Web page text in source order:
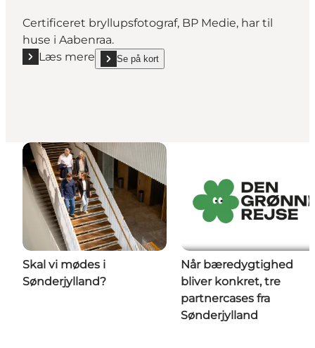
Certificeret bryllupsfotograf, BP Medie, har til
huse i Aabenraa.
Læs mere
Læs mere "BP Medie"
Se på kort
show BP Medie on_map
Skal vi mødes i
Sønderjylland?
Når bæredygtighed
bliver konkret, tre
partnercases fra
Sønderjylland